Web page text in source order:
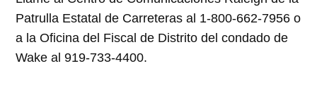
Patrulla Estatal de Carreteras al 1-800-662-7956 o
a la Oficina del Fiscal de Distrito del condado de
Wake al 919-733-4400.